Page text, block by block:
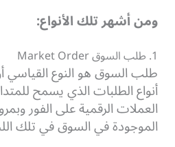
ومن أشهر تلك الأنواع:
1. طلب السوق Market Order
طلب السوق هو النوع القياسي
أنواع الطلبات الذي يسمح
العملات الرقمية على الفور
الموجودة في السوق في تلك